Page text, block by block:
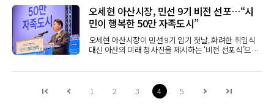
식, 퇴임식 등 주요 행사에 시립합창단 공연을 지원해 경
찰관들의 자긍심을 높이고, 문화예술을 통한 기관 간 교
류와 협력을 확대해 나갈 계획이다. 이를 통해 단순한 행
사 안전관리 협력을 넘어 시민 안전을 책임지는 경찰관
들의 복지 증진과 지역 문화예술 활성화를 함께 도모할
방침이다.오세현 아산시장은 “아산시는 해마다 많은 축
아산경찰서 덕분”이라며 “특히 지난 제65회 아산 성웅
이순신축제가 63만 명이 찾은 가운데 단 한 건의 안전사
와 확장현실(XR) 기기용 초고해상도 마이크로디스플레
이 생산시설이다.특히 아산 1단지는 기존 생산라인 고도
화를, 2단지는 신규 생산라인 확장을 담당할 것으로 예
상된다. 이에 따라 아산은 폴더블과 확장현실(XR), 마이
크로디스플레이 생산을 아우르는 차세대 디스플레이 핵
이·온양 고대역폭 메모리(HBM) 후공정 양대 거점 구축
원”반도체 분야에서는 삼성전자 온양사업장을 중심으
로 고대역폭 메모리(HBM) 후공정 투자가 추진된다.삼
다. 올해 두 번째를 맞이하는 이번 행사는 (사)아산시요
양보호사협회 주관으로 ‘함께하는 돌봄, 존중받는 요양
보호사’를 슬로건으로 열렸으며, 어르신 돌봄 현장에서
헌신하는 요양보호사의 노고를 격려하고 돌봄 노동의
사회적 가치와 자긍심을 되새기는 자리로 진행됐다. 아
산시의 노인 인구는 약 6만 명으로 전체 인구의 16%를
돌봄의 중요성이 커지고 있어 참석자들은 요양보호사에
대한 사회적 인식 개선과 장기요양서비스 품질 향상을
위한 의지를 다졌다. 오세현 아산시장은 “요양보호사 여
오세현 아산시장, 민선 9기 비전 선포…“시
민이 행복한 50만 자족도시”
오세현 아산시장이 민선 9기 임기 첫날, 화려한 취임식
대신 아산의 미래 청사진을 제시하는 ‘비전 선포식’으로
시정의 첫걸음을 내디디며 ‘시민이 행복한 50만 자족도
시 아산’ 실현을 천명했다. 인공지능(AI) 대전환을 새로
리’로 도약시키고, 시민이 행복한 50만 자족도시를 실현
하겠다는 구상이다.아산시는 1일 시청 시민홀에서 시민
1 2 3 4 5